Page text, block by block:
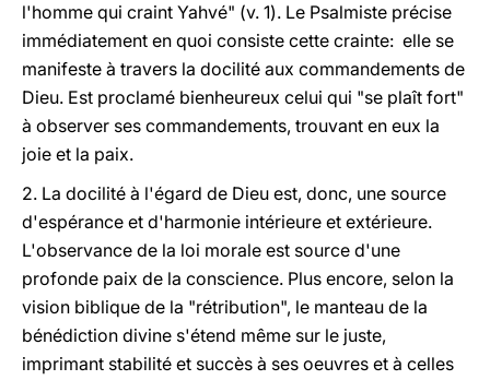
l'homme qui craint Yahvé" (v. 1). Le Psalmiste précise
immédiatement en quoi consiste cette crainte: elle se
manifeste à travers la docilité aux commandements de
Dieu. Est proclamé bienheureux celui qui "se plaît fort"
à observer ses commandements, trouvant en eux la
joie et la paix.
2. La docilité à l'égard de Dieu est, donc, une source
d'espérance et d'harmonie intérieure et extérieure.
L'observance de la loi morale est source d'une
profonde paix de la conscience. Plus encore, selon la
vision biblique de la "rétribution", le manteau de la
bénédiction divine s'étend même sur le juste,
imprimant stabilité et succès à ses oeuvres et à celles